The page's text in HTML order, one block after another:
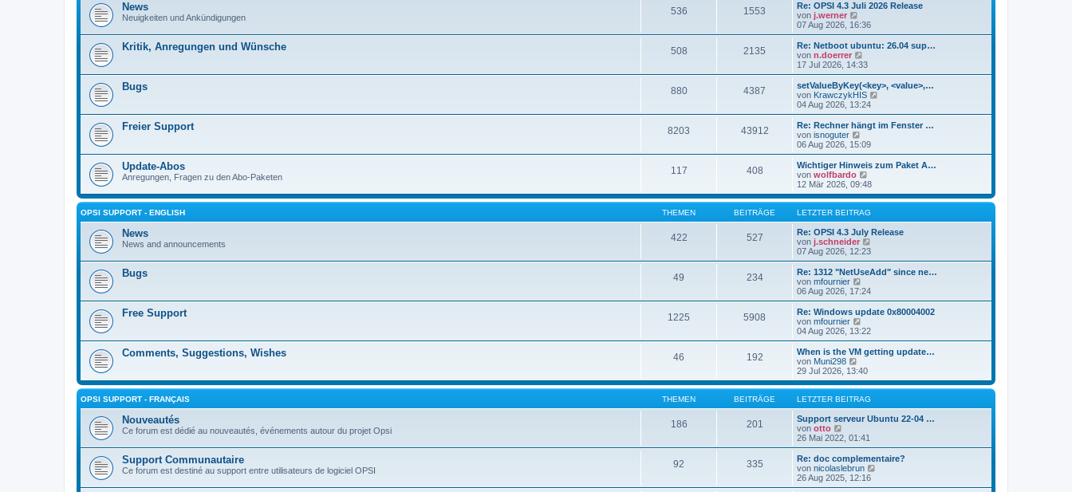
News
Neuigkeiten und Ankündigungen
536 1553
Re: OPSI 4.3 Juli 2026 Release
von j.werner
e
u
e
s
t
r
B
e
i
r
a
g
07 Aug 2026, 16:36
Kritik, Anregungen und Wünsche 508 2135
Re: Netboot ubuntu: 26.04 sup…
von n.doerrer
e
u
e
s
t
B
e
i
r
a
g
17 Jul 2026, 14:33
Bugs 880 4387
setValueByKey(<key>, <value>,…
von KrawczykHIS
u
e
B
t
g
04 Aug 2026, 13:24
Freier Support 8203 43912
Re: Rechner hängt im Fenster …
von isnoguter
e
u
e
s
t
r
B
e
i
t
r
06 Aug 2026, 15:09
Update-Abos
Anregungen, Fragen zu den Abo-Paketen
117 408
Wichtiger Hinweis zum Paket A…
von wolfbardo
e
u
e
s
t
e
r
B
e
i
r
g
12 Mär 2026, 09:48
OPSI SUPPORT - ENGLISH THEMEN BEITRÄGE LETZTER BEITRAG
News
News and announcements
422 527
Re: OPSI 4.3 July Release
von j.schneider
u
e
B
r
07 Aug 2026, 12:23
Bugs 49 234
Re: 1312 "NetUseAdd" since ne…
von mfournier
e
u
e
s
t
B
e
i
t
r
a
06 Aug 2026, 17:24
Free Support 1225 5908
Re: Windows update 0x80004002
von mfournier
e
u
e
s
t
r
B
e
i
r
04 Aug 2026, 13:22
Comments, Suggestions, Wishes 46 192
When is the VM getting update…
von Muni298
e
u
e
s
t
e
B
e
i
t
r
29 Jul 2026, 13:40
OPSI SUPPORT - FRANÇAIS THEMEN BEITRÄGE LETZTER BEITRAG
Nouveautés
Ce forum est dédié au nouveautés, événements autour du projet Opsi
186 201
Support serveur Ubuntu 22-04 …
von otto
e
u
e
s
t
e
26 Mai 2022, 01:41
Support Communautaire
Ce forum est destiné au support entre utilisateurs de logiciel OPSI
92 335
Re: doc complementaire?
von nicolaslebrun
u
26 Aug 2025, 12:16